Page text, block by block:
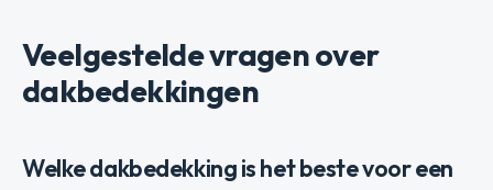
Veelgestelde vragen over
dakbedekkingen
Welke dakbedekking is het beste voor een